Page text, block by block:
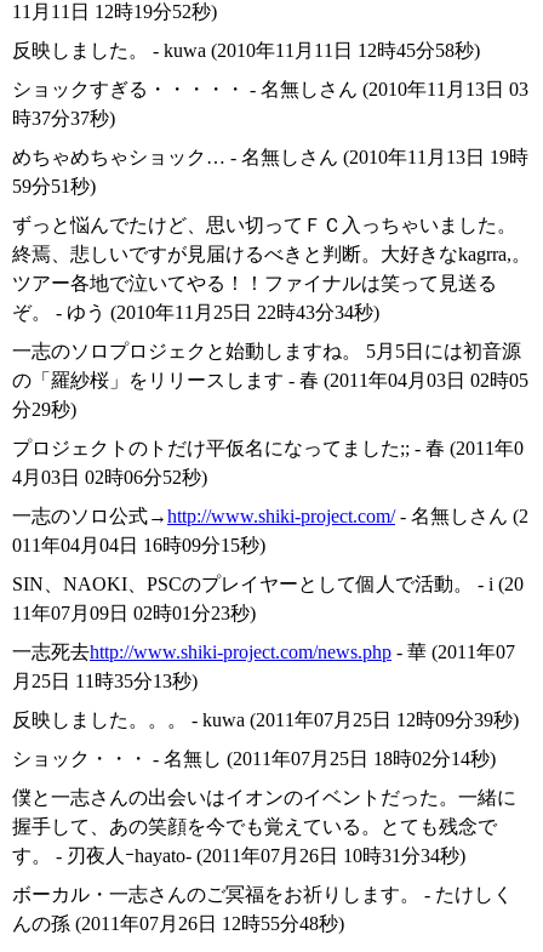
11月11日 12時19分52秒)
反映しました。 - kuwa (2010年11月11日 12時45分58秒)
ショックすぎる・・・・・ - 名無しさん (2010年11月13日 03
時37分37秒)
めちゃめちゃショック… - 名無しさん (2010年11月13日 19時
59分51秒)
ずっと悩んでたけど、思い切ってＦＣ入っちゃいました。
終焉、悲しいですが見届けるべきと判断。大好きなkagrra,。
ツアー各地で泣いてやる！！ファイナルは笑って見送る
ぞ。 - ゆう (2010年11月25日 22時43分34秒)
一志のソロプロジェクと始動しますね。 5月5日には初音源
の「羅紗桜」をリリースします - 春 (2011年04月03日 02時05
分29秒)
プロジェクトのトだけ平仮名になってました;; - 春 (2011年0
4月03日 02時06分52秒)
一志のソロ公式→http://www.shiki-project.com/- 名無しさん (2
011年04月04日 16時09分15秒)
SIN、NAOKI、PSCのプレイヤーとして個人で活動。 - i (20
11年07月09日 02時01分23秒)
一志死去http://www.shiki-project.com/news.php - 華 (2011年07
月25日 11時35分13秒)
反映しました。。。 - kuwa (2011年07月25日 12時09分39秒)
ショック・・・ - 名無し (2011年07月25日 18時02分14秒)
僕と一志さんの出会いはイオンのイベントだった。一緒に
握手して、あの笑顔を今でも覚えている。とても残念で
す。 - 刃夜人ｰhayato- (2011年07月26日 10時31分34秒)
ボーカル・一志さんのご冥福をお祈りします。 - たけしく
んの孫 (2011年07月26日 12時55分48秒)